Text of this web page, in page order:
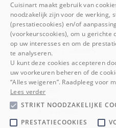
KLANTENSERVICE
BEZORGING
RETOUREN
CONTACT OPNEMEN
BEREIDING VAN VOEDING
KOKEN
ONTBIJT
KOFFIE
OUTDOORS
Cuisinart maakt gebruik van
noodzakelijk zijn voor de werking,
(prestatiecookies) en/of
(voorkeurscookies), om u gerichte
op uw interesses en om de
te analyseren.
U kunt deze cookies accepteren
uw voorkeuren beheren of de
“Alles weigeren”. Raadpleeg voor
Lees verder
STRIKT NOODZAKELIJKE
PRESTATIECOOKIES